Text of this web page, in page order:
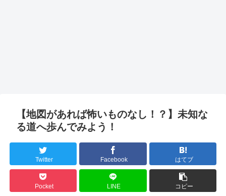
【地図があれば怖いものなし！？】未知な
る道へ歩んでみよう！
Twitter Facebook はてブ
Pocket LINE コピー